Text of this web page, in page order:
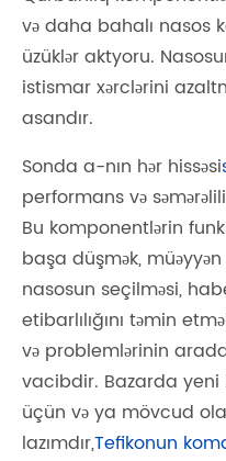
və daha bahalı nasos
üzüklər aktyoru.
istismar xərclərini
asandır.
Sonda a-nın hər hissəsi
performans və
Bu komponentlərin
başa düşmək,
nasosun seçilməsi,
etibarlılığını təmin
və problemlərinin
vacibdir. Bazarda
üçün və ya mövcud
lazımdır,Tefikonun